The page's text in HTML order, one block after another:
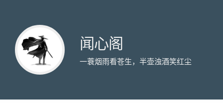
闻心阁
一蓑烟雨看苍生，半壶浊酒笑红尘